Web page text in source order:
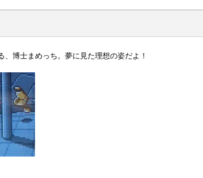
博士まめっち。夢に見た理想の姿だよ！